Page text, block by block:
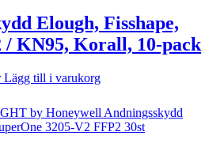
Elough, Fisshape,
/ KN95, Korall, 10-pack
Lägg till i varukorg